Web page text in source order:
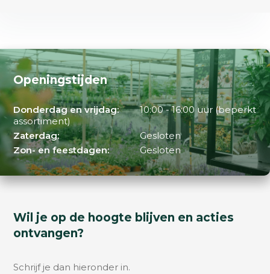
Openingstijden
Donderdag en vrijdag:
10:00 - 16:00 uur (beperkt
assortiment)
Zaterdag:
Gesloten
Zon- en feestdagen:
Gesloten
Wil je op de hoogte blijven en acties
ontvangen?
Schrijf je dan hieronder in.